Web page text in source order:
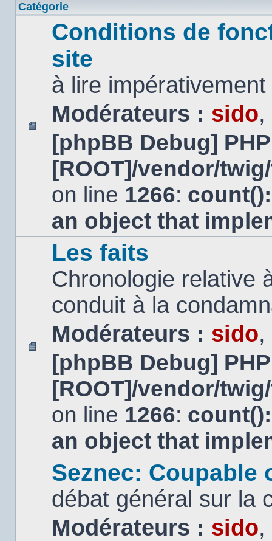
Catégorie
Aucun
message
non
Conditions de
site
à lire impérativement
Modérateurs : sido,
[phpBB Debug]
[ROOT]/vendor/
on line 1266:
an object that
Aucun
message
non
Les faits
Chronologie relative
conduit à la
Modérateurs : sido,
[phpBB Debug]
[ROOT]/vendor/
on line 1266:
an object that
Seznec: Coupable
débat général sur la
Modérateurs : sido,